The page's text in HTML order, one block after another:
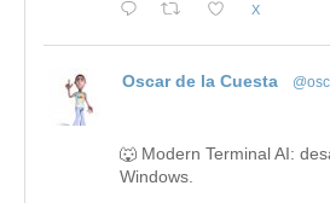
X
Oscar de la Cuesta
🐺 Modern Terminal AI:
Windows.